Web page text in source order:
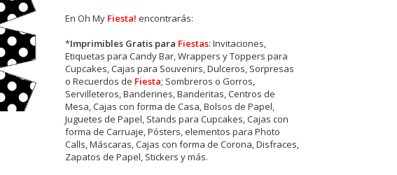
En Oh My Fiesta!encontrarás:
*Imprimibles Gratis para Fiestas: Invitaciones,
Etiquetas para Candy Bar, Wrappers y Toppers para
Cupcakes, Cajas para Souvenirs, Dulceros, Sorpresas
o Recuerdos de Fiesta; Sombreros o Gorros,
Servilleteros, Banderines, Banderitas, Centros de
Mesa, Cajas con forma de Casa, Bolsos de Papel,
Juguetes de Papel, Stands para Cupcakes, Cajas con
forma de Carruaje, Pósters, elementos para Photo
Calls, Máscaras, Cajas con forma de Corona, Disfraces,
Zapatos de Papel, Stickers y más.